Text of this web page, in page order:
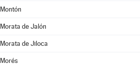
Montón
Morata de Jalón
Morata de Jiloca
Morés